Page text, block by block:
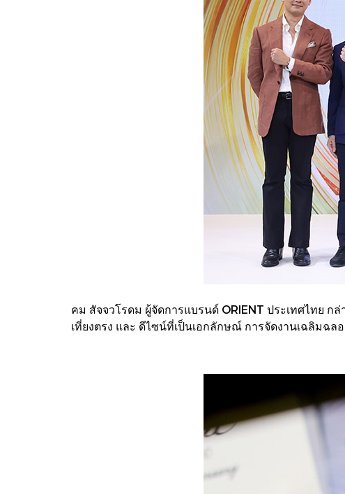
คม สัจจวโรดม ผู้จัดการแบรนด์ ORIENT ประเทศไทย
เที่ยงตรง และ ดีไซน์ที่เป็นเอกลักษณ์ การจัดงานเฉลิมฉ